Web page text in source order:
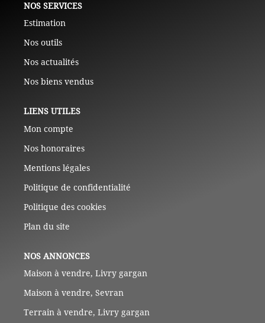
NOS SERVICES
Estimation
Nos outils
Nos actualités
Nos biens vendus
LIENS UTILES
Mon compte
Nos honoraires
Mentions légales
Politique de confidentialité
Politique des cookies
Plan du site
NOS ANNONCES
Maison à vendre, Livry gargan
Maison à vendre, Sevran
Terrain à vendre, Livry gargan